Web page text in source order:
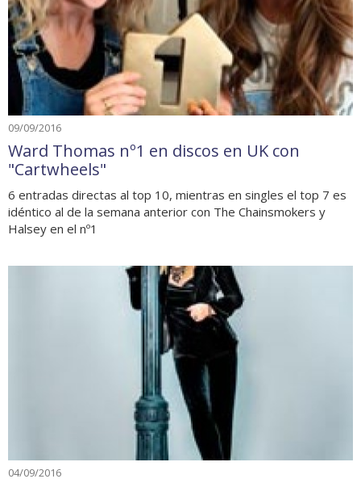
09/09/2016
Ward Thomas nº1 en discos en UK con
"Cartwheels"
6 entradas directas al top 10, mientras en singles el top 7 es
idéntico al de la semana anterior con The Chainsmokers y
Halsey en el nº1
04/09/2016